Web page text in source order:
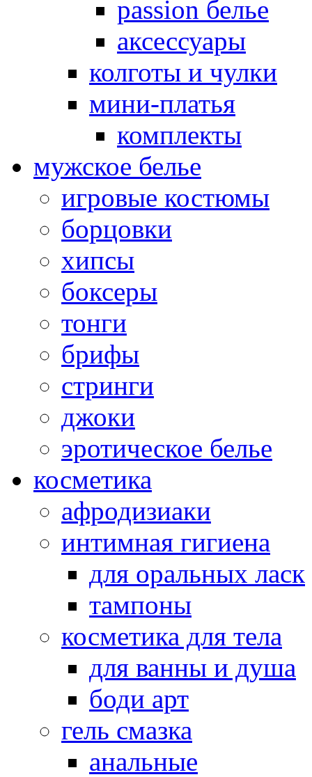
passion белье
аксессуары
колготы и чулки
мини-платья
комплекты
мужское белье
игровые костюмы
борцовки
хипсы
боксеры
тонги
брифы
стринги
джоки
эротическое белье
косметика
афродизиаки
интимная гигиена
для оральных ласк
тампоны
косметика для тела
для ванны и душа
боди арт
гель смазка
анальные